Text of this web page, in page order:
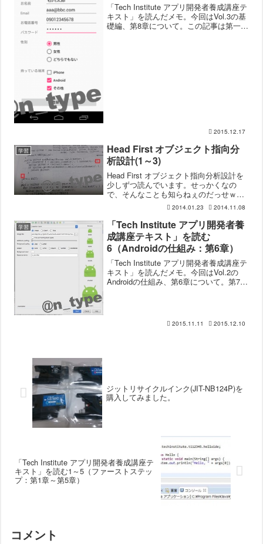
「Tech Institute アプリ開発者養成講座テ
キスト」を読んだメモ。今回はVol.3の基
礎編、第8章について。この記事は第一期
2015.12.17
学習
Head First オブジェクト指向分
析設計(1～3)
Head First オブジェクト指向分析設計を
少しずつ読んでいます。せっかくなの
で、そんなことも知らねぇのだっせｗ
と、このブログ見た人は思うかもしれな
いけど、メモ・記録として書き残して行
こうかなと。表紙をめくっていくと、著
者紹介、目次、序...
2014.01.23 2014.11.08
学習
「Tech Institute アプリ開発者養
成講座テキスト」を読む
6（Androidの仕組み：第6章）
「Tech Institute アプリ開発者養成講座テ
キスト」を読んだメモ。今回はVol.2の
Androidの仕組み、第6章について。第7章
2015.11.11 2015.12.10
ジットリサイクルインク(JIT-NB124P)を
購入してみました。
「Tech Institute アプリ開発者養成講座テ
キスト」を読む1～5（ファーストステッ
プ：第1章～第5章）
コメント